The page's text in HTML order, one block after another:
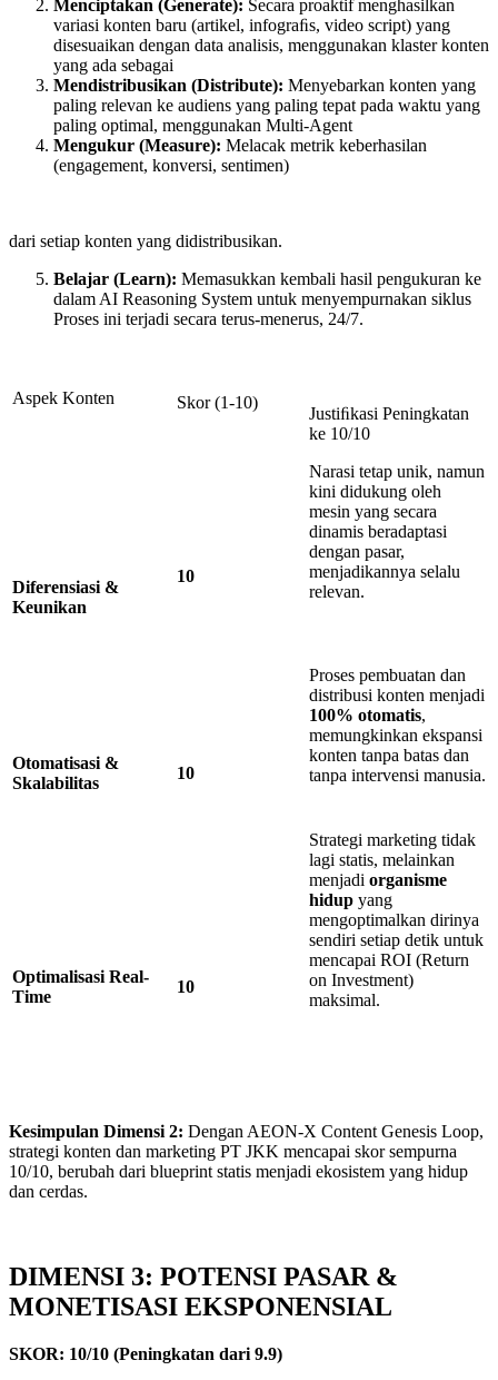
Menciptakan (Generate): Secara proaktif menghasilkan
variasi konten baru (artikel, infograﬁs, video script) yang
disesuaikan dengan data analisis, menggunakan klaster konten
yang ada sebagai
Mendistribusikan (Distribute): Menyebarkan konten yang
paling relevan ke audiens yang paling tepat pada waktu yang
paling optimal, menggunakan Multi-Agent
Mengukur (Measure): Melacak metrik keberhasilan
(engagement, konversi, sentimen)
dari setiap konten yang didistribusikan.
Belajar (Learn): Memasukkan kembali hasil pengukuran ke
dalam AI Reasoning System untuk menyempurnakan siklus
Proses ini terjadi secara terus-menerus, 24/7.
Aspek Konten
Diferensiasi &
Keunikan
Skor (1-10)
Justiﬁkasi Peningkatan
ke 10/10
Narasi tetap unik, namun
kini didukung oleh
mesin yang secara
dinamis beradaptasi
dengan pasar,
menjadikannya selalu
relevan.
10
Otomatisasi &
Skalabilitas
10
Proses pembuatan dan
distribusi konten menjadi
100% otomatis,
memungkinkan ekspansi
konten tanpa batas dan
tanpa intervensi manusia.
Optimalisasi Real-
Time
10
Strategi marketing tidak
lagi statis, melainkan
menjadi organisme
hidup yang
mengoptimalkan dirinya
sendiri setiap detik untuk
mencapai ROI (Return
on Investment)
maksimal.
Kesimpulan Dimensi 2: Dengan AEON-X Content Genesis Loop,
strategi konten dan marketing PT JKK mencapai skor sempurna
10/10, berubah dari blueprint statis menjadi ekosistem yang hidup
dan cerdas.
DIMENSI 3: POTENSI PASAR &
MONETISASI EKSPONENSIAL
SKOR: 10/10 (Peningkatan dari 9.9)